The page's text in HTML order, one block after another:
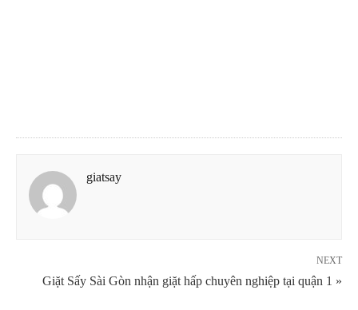
giatsay
NEXT
Giặt Sấy Sài Gòn nhận giặt hấp chuyên nghiệp tại quận 1 »